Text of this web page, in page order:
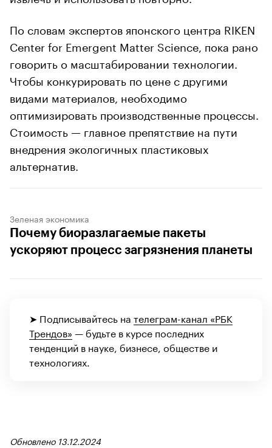
По словам экспертов японского центра RIKEN
Center for Emergent Matter Science, пока рано
говорить о масштабировании технологии.
Чтобы конкурировать по цене с другими
видами материалов, необходимо
оптимизировать производственные процессы.
Стоимость — главное препятствие на пути
внедрения экологичных пластиковых
альтернатив.
Зеленая экономика
Почему биоразлагаемые пакеты
ускоряют процесс загрязнения планеты
➤ Подписывайтесь на телеграм-канал «РБК
Трендов» — будьте в курсе последних
тенденций в науке, бизнесе, обществе и
технологиях.
Обновлено 13.12.2024